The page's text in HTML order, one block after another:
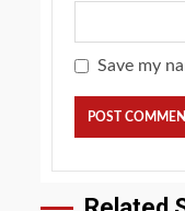
Save my